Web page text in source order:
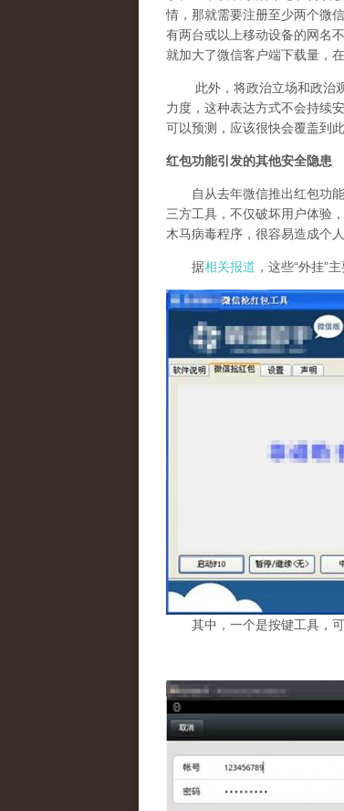
情，那就需要注册至少两个微
有两台或以上移动设备的网名
就加大了微信客户端下载量，
此外，将政治立场和政治观
力度，这种表达方式不会持续
可以预测，应该很快会覆盖到此
红包功能引发的其他安全隐患
自从去年微信推出红包功能
三方工具，不仅破坏用户体验
木马病毒程序，很容易造成个
据相关报道 ，这些“外挂”
其中，一个是按键工具，可